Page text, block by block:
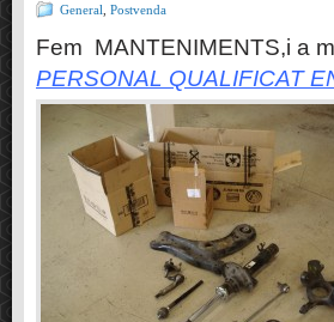
General Postvenda
Fem MANTENIMENTS,i a
PERSONAL QUALIFICAT